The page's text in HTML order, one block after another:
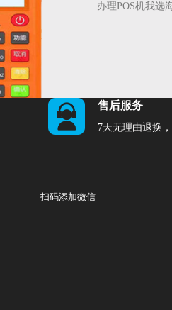
办理POS机我选
售后服务
7天无理由退换
扫码添加微信